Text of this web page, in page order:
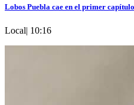
Lobos Puebla cae en el primer
Local| 10:16